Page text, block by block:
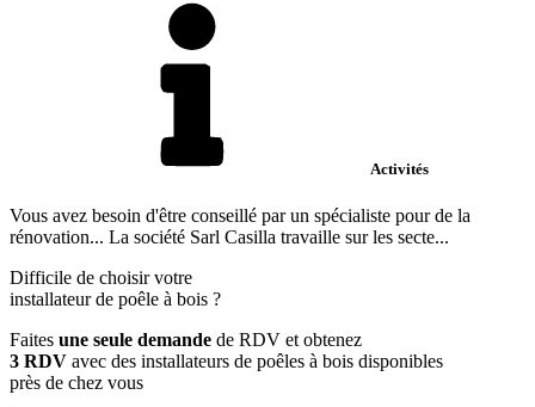
Activités
Vous avez besoin d'être conseillé par un spécialiste pour de la
rénovation... La société Sarl Casilla travaille sur les secte...
Difficile de choisir votre
installateur de poêle à bois ?
Faites une seule demande de RDV et obtenez
3 RDV avec des installateurs de poêles à bois disponibles
près de chez vous